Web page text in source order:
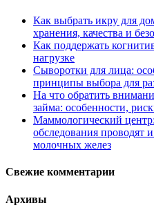
Как выбрать икру для
хранения, качества и
Как поддержать
нагрузке
Сыворотки для лица:
принципы выбора для
На что обратить
займа: особенности,
Маммологический
обследования проводят
молочных желез
Свежие комментарии
Архивы